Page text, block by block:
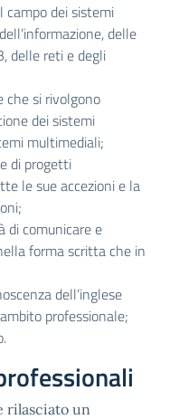
campo dei sistemi
delle
delle reti e degli
che si rivolgono
dei sistemi
multimediali;
di progetti
le sue accezioni e la
di comunicare e
forma scritta che in
dell’inglese
professionale;
rilasciato un